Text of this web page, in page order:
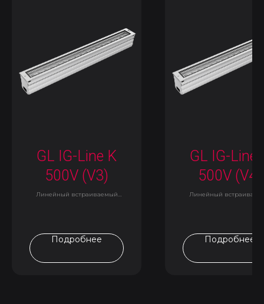
GL IG-Line K
500V (V3)
Линейный встраиваемый
Подробнее
GL IG-Line
500V (V4)
Линейный
Подробнее